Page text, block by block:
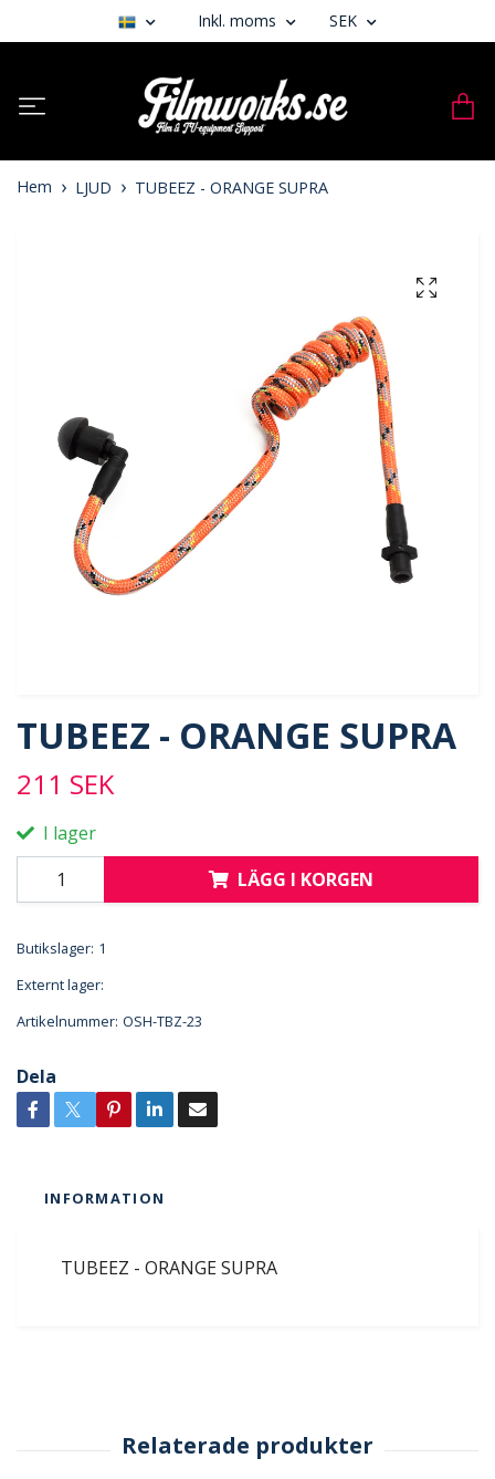
Inkl. moms SEK
Hem LJUD TUBEEZ - ORANGE SUPRA
TUBEEZ - ORANGE SUPRA
211 SEK
I lager
LÄGG I KORGEN
Butikslager: 1
Externt lager:
Artikelnummer: OSH-TBZ-23
Dela
INFORMATION
TUBEEZ - ORANGE SUPRA